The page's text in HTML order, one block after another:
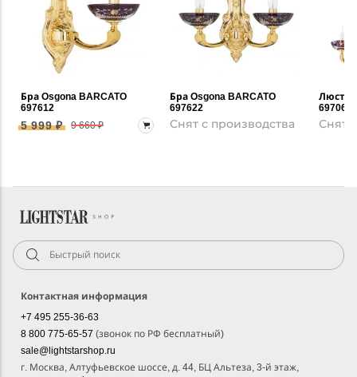
Бра Osgona BARCATO
697612
5 999 ₽ 9 660 ₽
Бра Osgona BARCATO
697622
Снят с производства
Люстра
697062
Снят
Контактная информация
+7 495 255-36-63
8 800 775-65-57 (звонок по РФ бесплатный)
sale@lightstarshop.ru
г. Москва, Алтуфьевское шоссе, д. 44, БЦ Альтеза, 3-й этаж,